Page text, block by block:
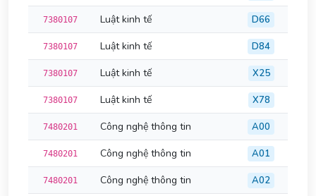
7380107 Luật kinh tế D66
7380107 Luật kinh tế D84
7380107 Luật kinh tế X25
7380107 Luật kinh tế X78
7480201 Công nghệ thông tin A00
7480201 Công nghệ thông tin A01
7480201 Công nghệ thông tin A02